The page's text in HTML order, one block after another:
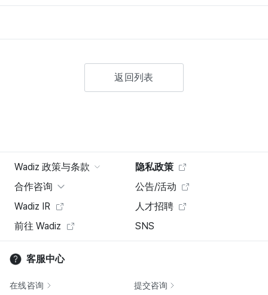
返回列表
Wadiz 政策与条款
隐私政策
合作咨询
公告/活动
Wadiz IR
人才招聘
前往 Wadiz
SNS
客服中心
在线咨询 提交咨询